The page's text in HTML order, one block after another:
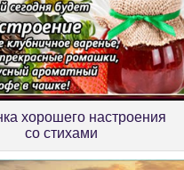
хорошего настроения
со стихами